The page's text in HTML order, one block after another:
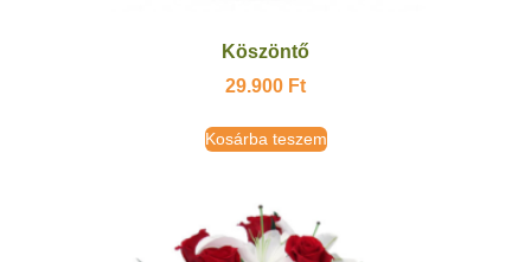
Köszöntő
29.900 Ft
Kosárba teszem